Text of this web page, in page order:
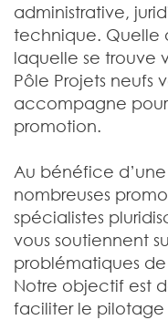
administrative,
technique. Quelle
laquelle se trouve
Pôle Projets neufs
accompagne pour
promotion.
Au bénéfice
nombreuses
spécialistes
vous soutiennent
problématiques
Notre objectif est
faciliter le pilotage